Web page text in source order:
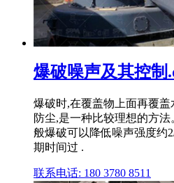
爆破噪声及其控制
爆破时,在覆盖物上面再覆
防尘,是一种比较理想的方
般爆破可以降低噪声强度约
期时间过 .
联系电话: 180 3780 8511